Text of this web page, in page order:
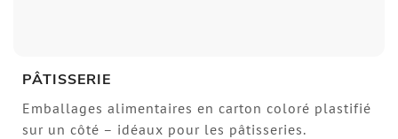
PÂTISSERIE
Emballages alimentaires en carton coloré plastifié
sur un côté – idéaux pour les pâtisseries.